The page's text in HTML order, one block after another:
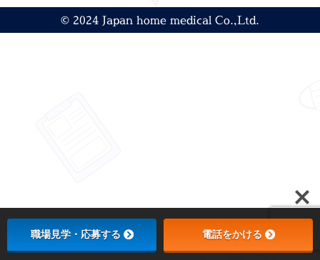
© 2024 Japan home medical Co.,Ltd.
職場見学・応募する 電話をかける